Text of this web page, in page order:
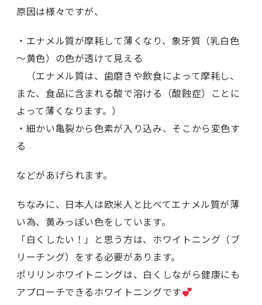
原因は様々ですが、
・エナメル質が摩耗して薄くなり、象牙質（乳白色
～黄色）の色が透けて見える
（エナメル質は、歯磨きや飲食によって摩耗し、
また、食品に含まれる酸で溶ける（酸蝕症）ことに
よって薄くなります。）
・細かい亀裂から色素が入り込み、そこから変色す
る
などがあげられます。
ちなみに、日本人は欧米人と比べてエナメル質が薄
い為、黄みっぽい色をしています。
「白くしたい！」と思う方は、ホワイトニング（ブ
リーチング）をする必要があります。
ポリリンホワイトニングは、 白くしながら健康にも
アプローチできるホワイトニングです